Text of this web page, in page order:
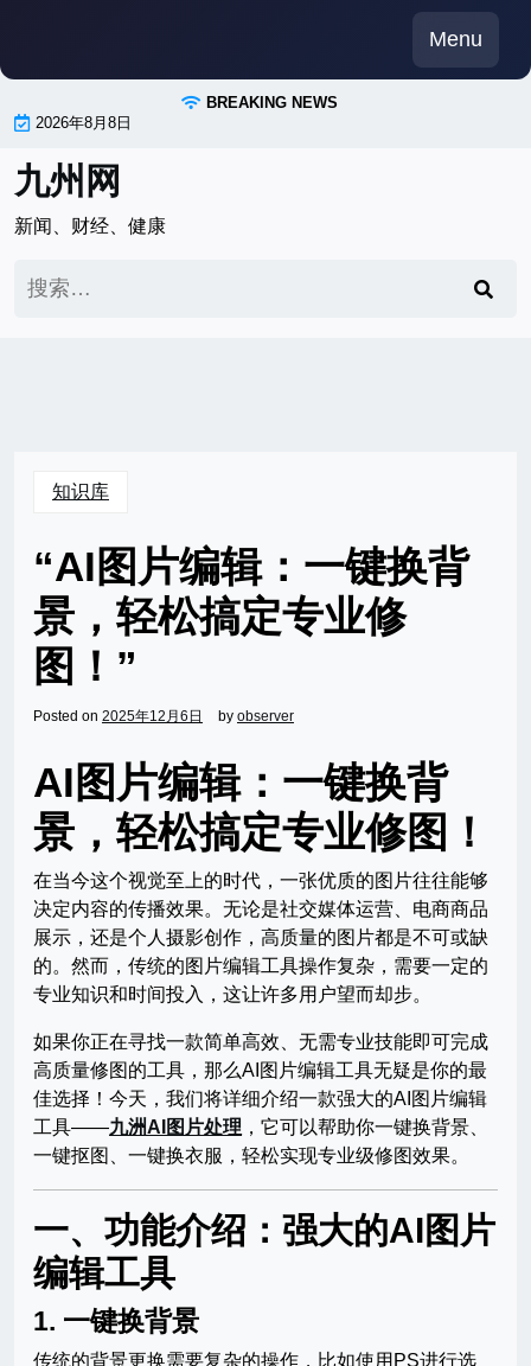
content
Menu
BREAKING NEWS
2026年8月8日
九州网
新闻、财经、健康
索：
知识库
“AI图片编辑：一键换背
景，轻松搞定专业修
图！”
Posted on 2025年12月6日 by observer
AI图片编辑：一键换背
景，轻松搞定专业修图！
在当今这个视觉至上的时代，一张优质的图片往往能够
决定内容的传播效果。无论是社交媒体运营、电商商品
展示，还是个人摄影创作，高质量的图片都是不可或缺
的。然而，传统的图片编辑工具操作复杂，需要一定的
专业知识和时间投入，这让许多用户望而却步。
如果你正在寻找一款简单高效、无需专业技能即可完成
高质量修图的工具，那么AI图片编辑工具无疑是你的最
佳选择！今天，我们将详细介绍一款强大的AI图片编辑
工具——九洲AI图片处理 ，它可以帮助你一键换背景、
一键抠图、一键换衣服，轻松实现专业级修图效果。
一、功能介绍：强大的AI图片
编辑工具
1. 一键换背景
传统的背景更换需要复杂的操作，比如使用PS进行选